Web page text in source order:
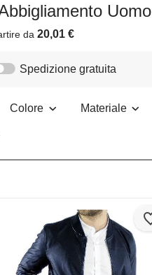
Uomo
da20,01 €
Spedizione gratuita
Colore Materiale